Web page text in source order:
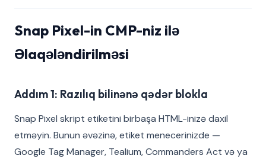
Snap Pixel-in CMP-niz ilə
Əlaqələndirilməsi
Addım 1: Razılıq bilinənə qədər blokla
Snap Pixel skript etiketini birbaşa HTML-inizə daxil
etməyin. Bunun əvəzinə, etiket menecerinizde —
Google Tag Manager, Tealium, Commanders Act və ya